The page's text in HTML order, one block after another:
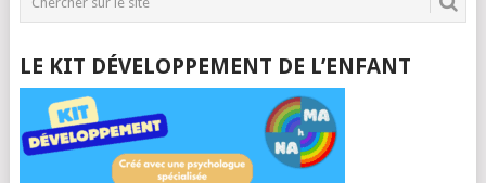
LE KIT DÉVELOPPEMENT DE L’ENFANT